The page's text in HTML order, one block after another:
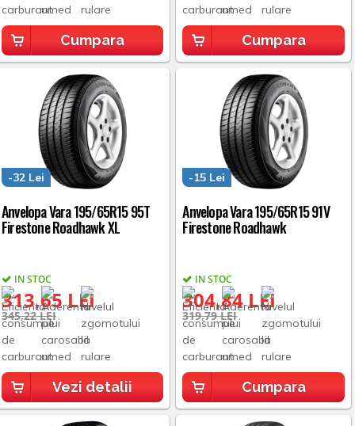
Cumpara Cumpara
Anvelopa Vara 195/65R15 95T
Firestone Roadhawk XL
IN STOC
313,65 LEI
-32 Lei
345,22 LEI
Vezi detalii
Anvelopa Vara 195/65R15 91V
Firestone Roadhawk
IN STOC
304,84 LEI
-15 Lei
319,79 LEI
Cumpara